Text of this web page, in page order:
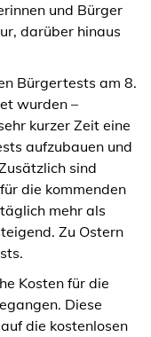
und Bürger
darüber hinaus
Bürgertests am 8.
wurden –
kurzer Zeit eine
aufzubauen und
sind
die kommenden
mehr als
Zu Ostern
Kosten für die
Diese
die kostenlosen